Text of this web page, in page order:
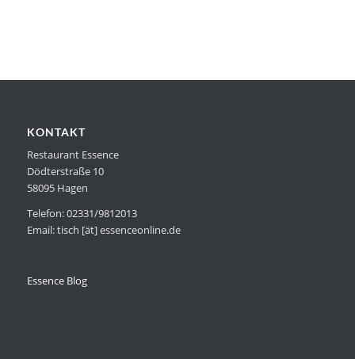
KONTAKT
Restaurant Essence
Dödterstraße 10
58095 Hagen
Telefon: 02331/9812013
Email: tisch [ät] essenceonline.de
Essence Blog